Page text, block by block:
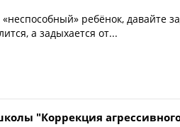
ребёнок, давайте
а задыхается от...
"Коррекция